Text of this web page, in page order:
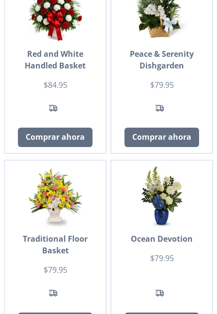
Red and White
Handled Basket
$84.95
Comprar ahora
Peace & Serenity
Dishgarden
$79.95
Comprar ahora
Traditional Floor
Basket
$79.95
Ocean Devotion
$79.95